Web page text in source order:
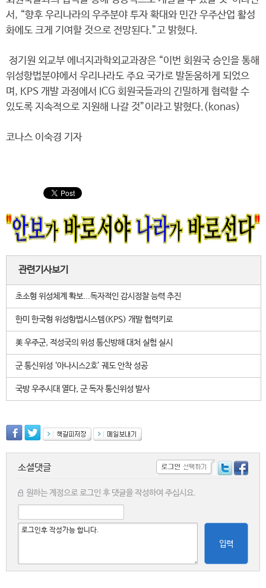
서, “향후 우리나라의 우주분야 투자 확대와 민간 우주산업 활성
화에도 크게 기여할 것으로 전망된다.”고 밝혔다.
정기원 외교부 에너지과학외교과장은 “이번 회원국 승인을 통해
위성항법분야에서 우리나라도 주요 국가로 발돋움하게 되었으
며, KPS 개발 과정에서 ICG 회원국들과의 긴밀하게 협력할 수
있도록 지속적으로 지원해 나갈 것”이라고 밝혔다.(konas)
코나스 이숙경 기자
관련기사보기
초소형 위성체계 확보...독자적인 감시정찰 능력 추진
한미 한국형 위성항법시스템(KPS) 개발 협력키로
美 우주군, 적성국의 위성 통신방해 대처 실험 실시
군 통신위성 ‘아나시스2호’ 궤도 안착 성공
국방 우주시대 열다, 군 독자 통신위성 발사
소셜댓글
원하는 계정으로 로그인 후 댓글을 작성하여 주십시요.
입력